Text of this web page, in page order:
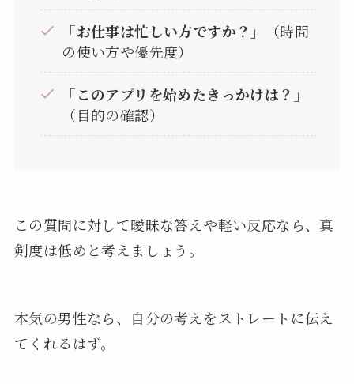
「お仕事は忙しい方ですか？」
（時間
の使い方や優先度）
「このアプリを始めたきっかけは？」
（目的の確認）
この質問に対して曖昧な答えや軽い反応なら、真
剣度は低めと考えましょう。
本気の男性なら、自分の考えをストレートに伝え
てくれるはず。